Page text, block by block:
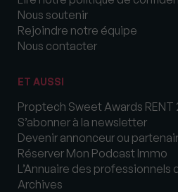
Nous soutenir
Rejoindre notre équipe
Nous contacter
ET AUSSI
Proptech Sweet Awards RENT
S’abonner à la newsletter
Devenir annonceur ou
Réserver Mon Podcast Immo
L’Annuaire des professionnels
Archives